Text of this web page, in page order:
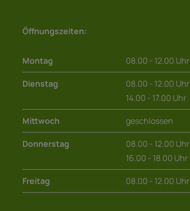
Öffnungszeiten:
Montag 08.00 - 12.00 Uhr
Dienstag
08.00 - 12.00 Uhr
14.00 - 17.00 Uhr
Mittwoch geschlossen
Donnerstag
08.00 - 12.00 Uhr
16.00 - 18.00 Uhr
Freitag 08.00 - 12.00 Uhr